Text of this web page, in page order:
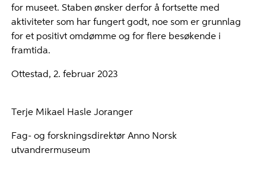
for museet. Staben ønsker derfor å fortsette med
aktiviteter som har fungert godt, noe som er grunnlag
for et positivt omdømme og for flere besøkende i
framtida.
Ottestad, 2. februar 2023
Terje Mikael Hasle Joranger
Fag- og forskningsdirektør Anno Norsk
utvandrermuseum